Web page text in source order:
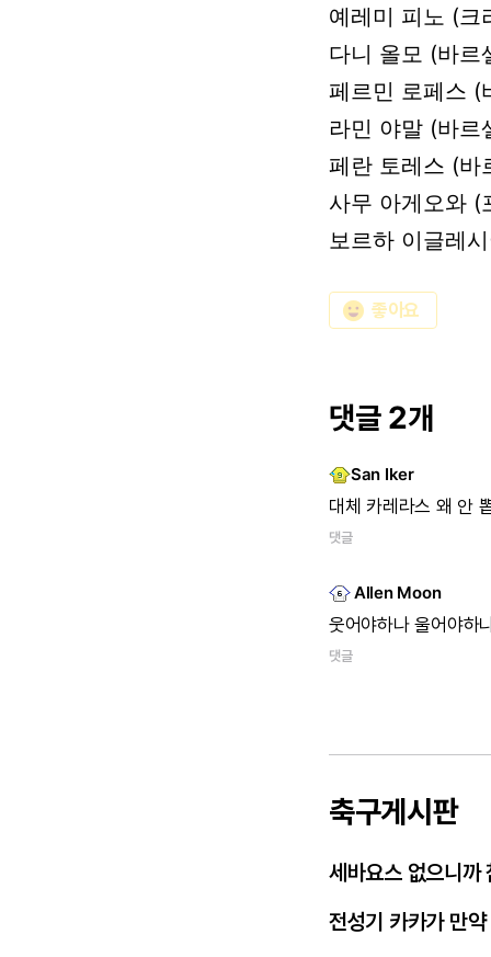
예레미 피노 (크
다니 올모 (바르
페르민 로페스 (
라민 야말 (바르
페란 토레스 (바
사무 아게오와 (
보르하 이글레
emoji_emotions 좋아요
댓글 2개
San Iker
대체 카레라스 왜 안
댓글
Allen Moon
웃어야하나 울어야하
댓글
축구게시판
세바요스 없으니까
전성기 카카가 만